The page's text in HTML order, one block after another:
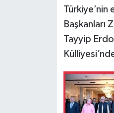
Türkiye’nin
Başkanları
Tayyip
Televizyon
Yaşam-Çevre